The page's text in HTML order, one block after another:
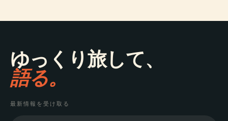
ゆっくり旅して、
語る。
最新情報を受け取る